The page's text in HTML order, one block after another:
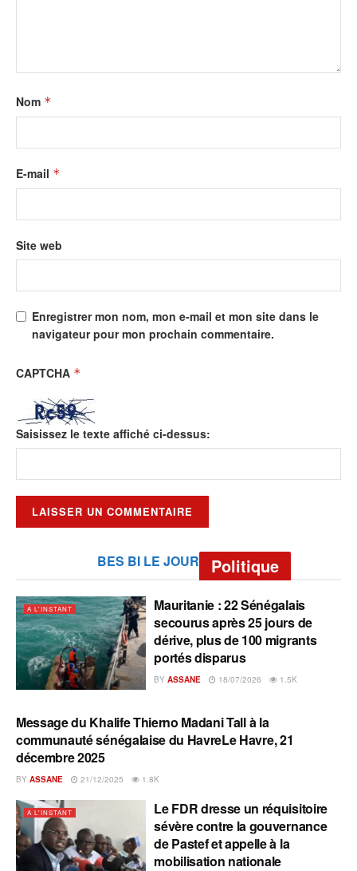
Nom *
E-mail *
Site web
Enregistrer mon nom, mon e-mail et mon site dans le
navigateur pour mon prochain commentaire.
CAPTCHA *
Saisissez le texte affiché ci-dessus:
BES BI LE JOUR Politique
A L'INSTANT
Mauritanie : 22 Sénégalais
secourus après 25 jours de
dérive, plus de 100 migrants
portés disparus
BY ASSANE 18/07/2026 1.5K
A L'INSTANT
Message du Khalife Thierno Madani Tall à la
communauté sénégalaise du HavreLe Havre, 21
décembre 2025
BY ASSANE 21/12/2025 1.8K
A L'INSTANT
Le FDR dresse un réquisitoire
sévère contre la gouvernance
de Pastef et appelle à la
mobilisation nationale